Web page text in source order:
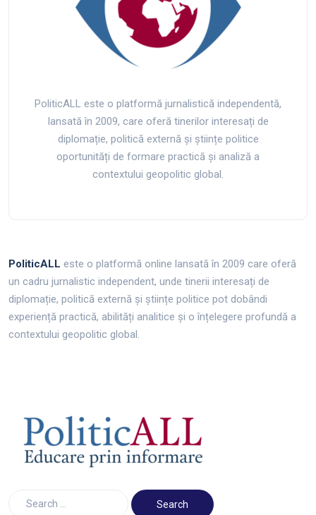
PoliticALL este o platformă jurnalistică independentă,
lansată în 2009, care oferă tinerilor interesați de
diplomație, politică externă și științe politice
oportunități de formare practică și analiză a
contextului geopolitic global.
PoliticALL este o platformă online lansată în 2009 care oferă
un cadru jurnalistic independent, unde tinerii interesați de
diplomație, politică externă și științe politice pot dobândi
experiență practică, abilități analitice și o înțelegere profundă a
contextului geopolitic global.